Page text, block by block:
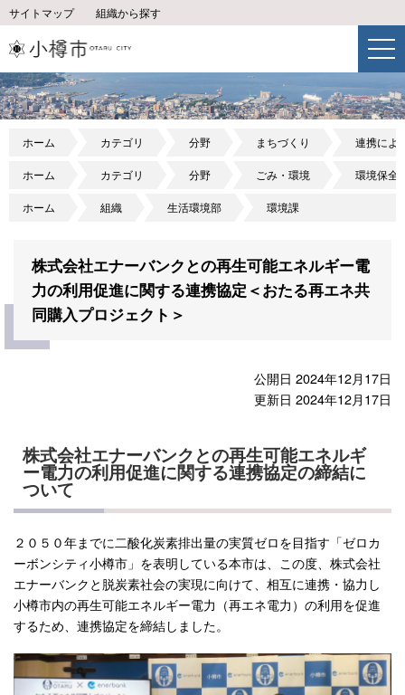
サイトマップ 組織から探す
ホーム カテゴリ 分野 まちづくり 連携によ
ホーム カテゴリ 分野 ごみ・環境 環境保全
ホーム 組織 生活環境部 環境課
株式会社エナーバンクとの再生可能エネルギー電
力の利用促進に関する連携協定＜おたる再エネ共
同購入プロジェクト＞
公開日 2024年12月17日
更新日 2024年12月17日
株式会社エナーバンクとの再生可能エネルギ
ー電力の利用促進に関する連携協定の締結に
ついて
２０５０年までに二酸化炭素排出量の実質ゼロを目指す「ゼロカ
ーボンシティ小樽市」を表明している本市は、この度、株式会社
エナーバンクと脱炭素社会の実現に向けて、相互に連携・協力し
小樽市内の再生可能エネルギー電力（再エネ電力）の利用を促進
するため、連携協定を締結しました。